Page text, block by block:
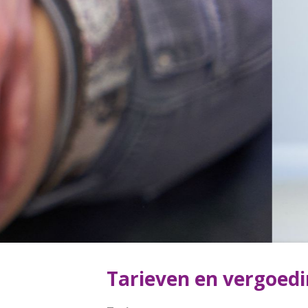
Tarieven en